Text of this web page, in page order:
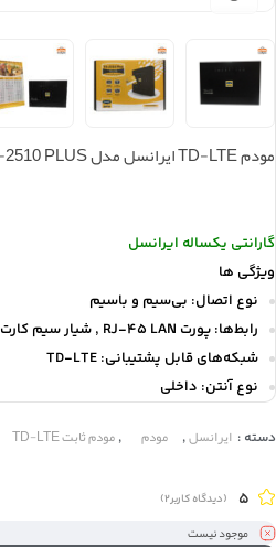
مودم TD-LTE ایرانسل مدل TK-2510 PLUS
گارانتی یکساله ایرانسل
ویژگی ها
نوع اتصال: بی‌سیم و باسیم
رابط‌ها: پورت RJ-45 LAN ,
شیار سیم کارت
شبکه‌های قابل پشتیبانی: TD-LTE
نوع آنتن: داخلی
دسته : ایرانسل, مودم , مودم ثابت TD-LTE
5 (دیدگاه کاربر2
)
موجود نیست